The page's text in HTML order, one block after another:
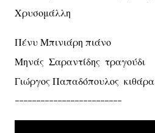
Χρυσομάλλη
Πένυ Μπινιάρη πιάνο
Μηνάς Σαραντίδης τραγούδι
Γιώργος Παπαδόπουλος κιθάρα
-------------------------